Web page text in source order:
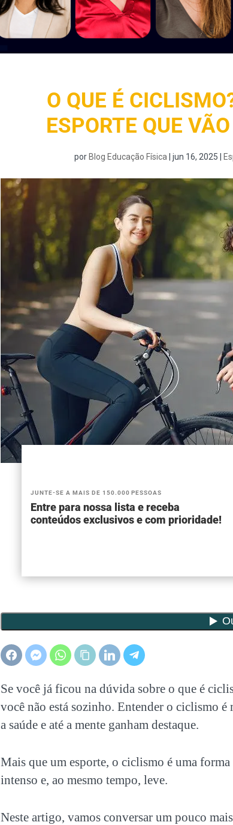
O QUE É
ESPORTE QUE
por Blog Educação Física jun 16, 2025
JUNTE-SE A MAIS DE 150.000 PESSOAS
Entre para nossa lista e receba
conteúdos exclusivos e com prioridade!
Se você já ficou na dúvida sobre o que é
você não está sozinho. Entender o ciclismo
a saúde e até a mente ganham destaque.
Mais que um esporte, o ciclismo é uma
intenso e, ao mesmo tempo, leve.
Neste artigo, vamos conversar um pouco